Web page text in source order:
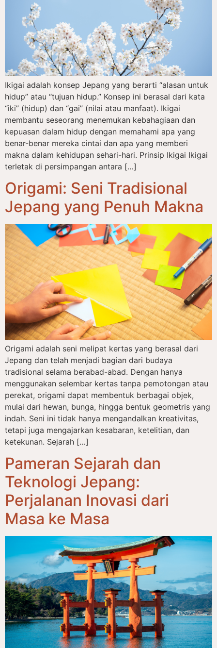
Ikigai adalah konsep Jepang yang berarti “alasan untuk
hidup” atau “tujuan hidup.” Konsep ini berasal dari kata
“iki” (hidup) dan “gai” (nilai atau manfaat). Ikigai
membantu seseorang menemukan kebahagiaan dan
kepuasan dalam hidup dengan memahami apa yang
benar-benar mereka cintai dan apa yang memberi
makna dalam kehidupan sehari-hari. Prinsip Ikigai Ikigai
terletak di persimpangan antara […]
Origami: Seni Tradisional
Jepang yang Penuh Makna
Origami adalah seni melipat kertas yang berasal dari
Jepang dan telah menjadi bagian dari budaya
tradisional selama berabad-abad. Dengan hanya
menggunakan selembar kertas tanpa pemotongan atau
perekat, origami dapat membentuk berbagai objek,
mulai dari hewan, bunga, hingga bentuk geometris yang
indah. Seni ini tidak hanya mengandalkan kreativitas,
tetapi juga mengajarkan kesabaran, ketelitian, dan
ketekunan. Sejarah […]
Pameran Sejarah dan
Teknologi Jepang:
Perjalanan Inovasi dari
Masa ke Masa